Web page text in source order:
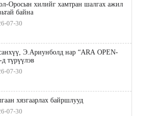
Оросын хилийг хамтран шалгах ажил
байна
07-30
Э.Ариунболд нар “ARA OPEN-
д түрүүлэв
07-30
хязгаарлах байршлууд
07-30